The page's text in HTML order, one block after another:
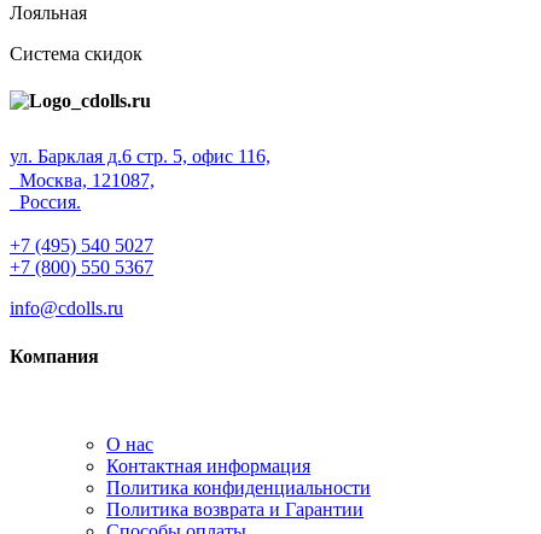
Лояльная
Система скидок
ул. Барклая д.6 стр. 5, офис 116,
Москва, 121087,
Россия.
+7 (495) 540 5027
+7 (800) 550 5367
info@cdolls.ru
Компания
О нас
Контактная информация
Политика конфиденциальности
Политика возврата и Гарантии